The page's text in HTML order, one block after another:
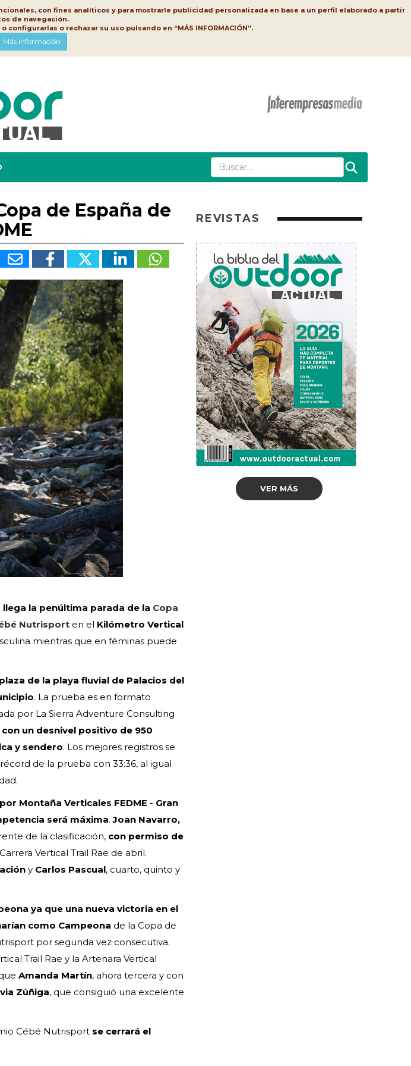
con fines analíticos y para mostrarle publicidad personalizada en base a un perfil elaborado a partir
de navegación.
o rechazar su uso pulsando en “MÁS INFORMACIÓN”.
Más información
de España de
la penúltima parada de la Copa
Nutrisport en el Kilómetro Vertical
mientras que en féminas puede
de la playa fluvial de Palacios del
. La prueba es en formato
por La Sierra Adventure Consulting
un desnivel positivo de 950
y sendero. Los mejores registros se
de la prueba con 33:36, al igual
Montaña Verticales FEDME - Gran
será máxima.Joan Navarro,
de la clasificación, con permiso de
Vertical Trail Rae de abril.
y Carlos Pascual, cuarto, quinto y
ya que una nueva victoria en el
como Campeona de la Copa de
por segunda vez consecutiva.
Trail Rae y la Artenara Vertical
Amanda Martín, ahora tercera y con
Zúñiga, que consiguió una excelente
Cébé Nutrisport se cerrará el
REVISTAS
VER MÁS